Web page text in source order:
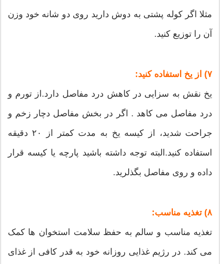
مثلا اگر کوله پشتی به دوش دارید روی دو شانه خود وزن
آن را توزیع کنید.
۷) از یخ استفاده کنید:
یخ نقش به سزایی در کاهش درد مفاصل دارد.از تورم و
درد مفاصل می کاهد . اگر در بخش مفاصل دچار زخم و
جراحت شدید، از کیسه یخ به مدت کمتر از ۲۰ دقیقه
استفاده کنید.البته توجه داشته باشید پارچه یا کیسه قرار
داده و روی مفاصل بگذلرید.
۸) تغذیه مناسب:
تغذیه مناسب و سالم به حفظ سلامت استخوان ها کمک
می کند. در رژیم غذایی روزانه خود به قدر کافی از غذای